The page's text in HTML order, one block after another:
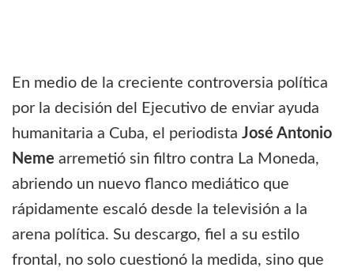
En medio de la creciente controversia política
por la decisión del Ejecutivo de enviar ayuda
humanitaria a Cuba, el periodista José Antonio
Neme arremetió sin filtro contra La Moneda,
abriendo un nuevo flanco mediático que
rápidamente escaló desde la televisión a la
arena política. Su descargo, fiel a su estilo
frontal, no solo cuestionó la medida, sino que